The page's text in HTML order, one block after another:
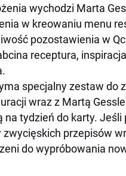
wychodzi Marta
w kreowaniu menu
pozostawienia w
receptura,
specjalny zestaw do
wraz z Martą
tydzień do karty. Jeśli
przepisów
do wypróbowania